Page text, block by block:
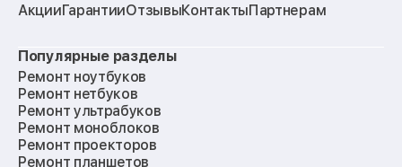
АкцииГарантииОтзывыКонтактыПартнерам
Популярные разделы
Ремонт ноутбуков
Ремонт нетбуков
Ремонт ультрабуков
Ремонт моноблоков
Ремонт проекторов
Ремонт планшетов